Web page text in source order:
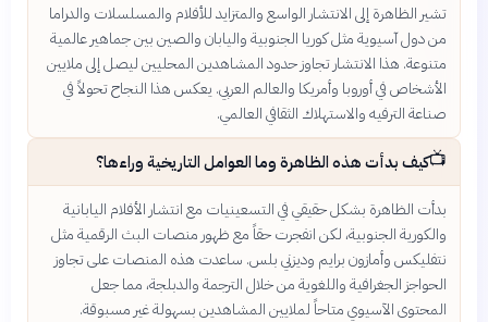
تشير الظاهرة إلى الانتشار الواسع والمتزايد للأفلام والمسلسلات والدراما
من دول آسيوية مثل كوريا الجنوبية واليابان والصين بين جماهير عالمية
متنوعة. هذا الانتشار تجاوز حدود المشاهدين المحليين ليصل إلى ملايين
الأشخاص في أوروبا وأمريكا والعالم العربي. يعكس هذا النجاح تحولاً في
صناعة الترفيه والاستهلاك الثقافي العالمي.
📺كيف بدأت هذه الظاهرة وما العوامل التاريخية وراءها؟
بدأت الظاهرة بشكل حقيقي في التسعينيات مع انتشار الأفلام اليابانية
والكورية الجنوبية، لكن انفجرت حقاً مع ظهور منصات البث الرقمية مثل
نتفليكس وأمازون برايم وديزني بلس. ساعدت هذه المنصات على تجاوز
الحواجز الجغرافية واللغوية من خلال الترجمة والدبلجة، مما جعل
المحتوى الآسيوي متاحاً لملايين المشاهدين بسهولة غير مسبوقة.